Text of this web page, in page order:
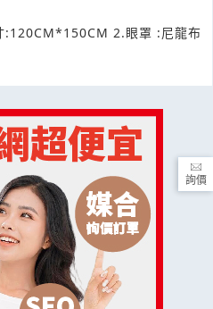
:120CM*150CM 2.眼罩 :尼龍布
詢價